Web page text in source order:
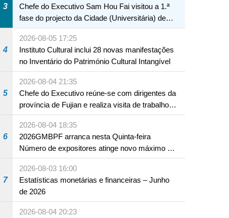
3
Chefe do Executivo Sam Hou Fai visitou a 1.ª
fase do projecto da Cidade (Universitária) de
Educação Internacional de Macau e Hengqin
4
2026-08-05 17:25
Instituto Cultural inclui 28 novas manifestações
no Inventário do Património Cultural Intangível
5
2026-08-04 21:35
Chefe do Executivo reúne-se com dirigentes da
província de Fujian e realiza visita de trabalho
em Fuzhou
6
2026-08-04 18:35
2026GMBPF arranca nesta Quinta-feira
Número de expositores atinge novo máximo em
18 anos
7
2026-08-03 16:00
Estatísticas monetárias e financeiras – Junho
de 2026
2026-08-04 20:23